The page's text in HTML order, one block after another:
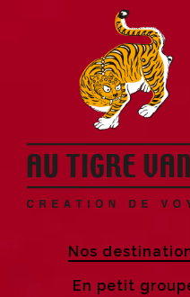
Nos
En petit